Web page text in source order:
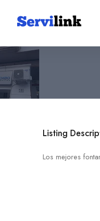
Listing
Los mejores